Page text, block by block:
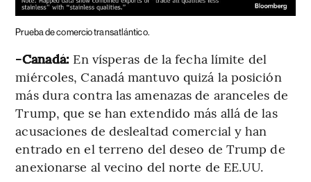
Prueba de comercio transatlántico.
-Canadá: En vísperas de la fecha límite del
miércoles, Canadá mantuvo quizá la posición
más dura contra las amenazas de aranceles de
Trump, que se han extendido más allá de las
acusaciones de deslealtad comercial y han
entrado en el terreno del deseo de Trump de
anexionarse al vecino del norte de EE.UU.